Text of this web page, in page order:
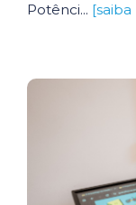
Potênci... [saiba